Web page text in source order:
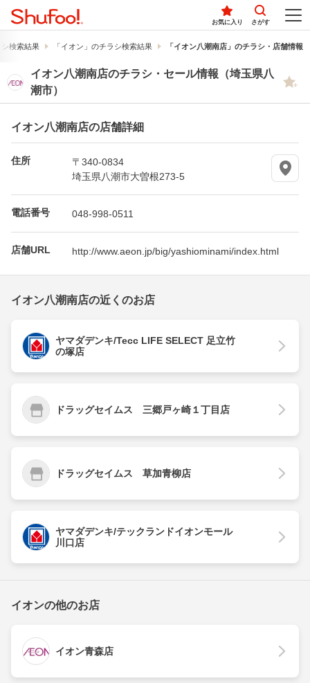
お気に入り さがす
検索結果 「イオン」のチラシ検索結果 「イオン八潮南店」のチラシ・店舗情報
イオン八潮南店のチラシ・セール情報（埼玉県八
潮市）
イオン八潮南店の店舗詳細
住所
〒340-0834
埼玉県八潮市大曽根273-5
電話番号 048-998-0511
店舗URL http://www.aeon.jp/big/yashiominami/index.html
イオン八潮南店の近くのお店
ヤマダデンキ/Tecc LIFE SELECT 足立竹
の塚店
ドラッグセイムス 三郷戸ヶ崎１丁目店
ドラッグセイムス 草加青柳店
ヤマダデンキ/テックランドイオンモール
川口店
イオンの他のお店
イオン青森店